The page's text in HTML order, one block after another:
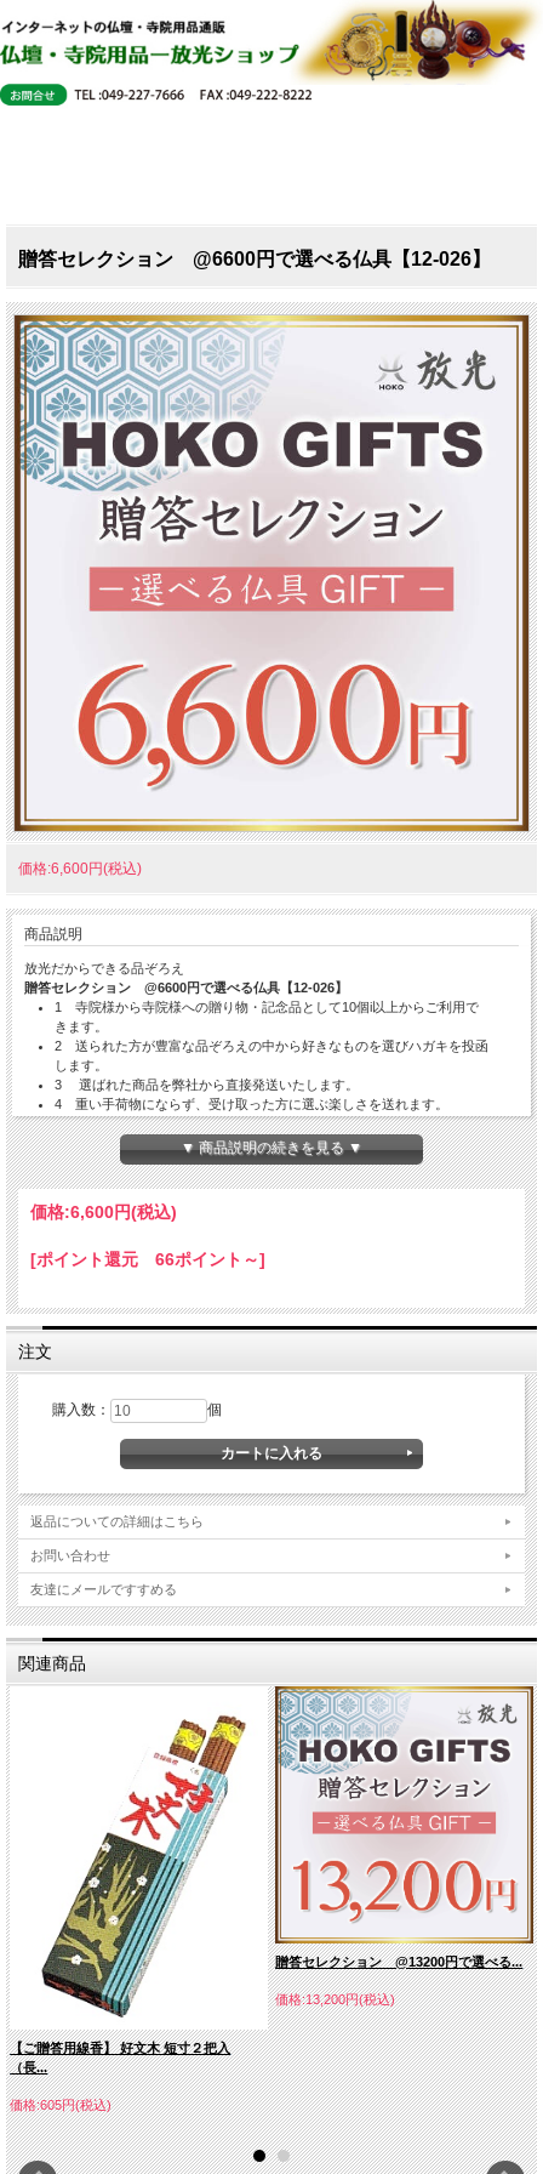
贈答セレクション @6600円で選べる仏具【12-026】
価格:6,600円(税込)
商品説明
放光だからできる品ぞろえ
贈答セレクション @6600円で選べる仏具【12-026】
1 寺院様から寺院様への贈り物・記念品として10個i以上からご利用で
きます。
2 送られた方が豊富な品ぞろえの中から好きなものを選びハガキを投函
します。
3 選ばれた商品を弊社から直接発送いたします。
4 重い手荷物にならず、受け取った方に選ぶ楽しさを送れます。
4 残った数量は全て返品でき、返金されます。
5 ご検討されるご寺院様は見本をお送りすることも可能です。
▼ 商品説明の続きを見る ▼
価格:6,600円(税込)
[ポイント還元 66ポイント～]
注文
購入数： 個
返品についての詳細はこちら
お問い合わせ
友達にメールですすめる
関連商品
【ご贈答用線香】 好文木 短寸２把入
（長...
価格:605円(税込)
贈答セレクション @13200円で選べる...
価格:13,200円(税込)